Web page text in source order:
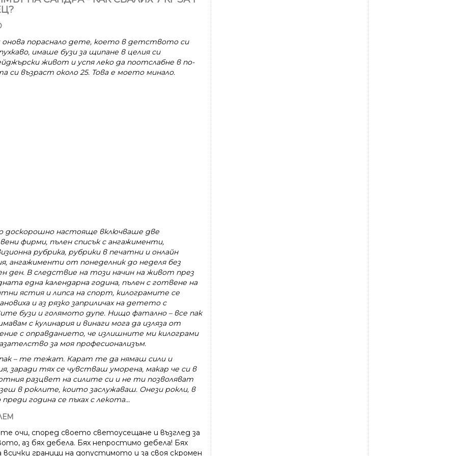
онова пораснало дете, което в детството си
имаше бузи за щипане в целия си
живот и успя леко да поотслабне в по-
си възраст около 25. Това е моето минало.
доскорошно настояще включваше две
фирми, пълен списък с ангажименти,
рубрика, рубрики в печатни и онлайн
ангажименти от понеделник до неделя без
ден. В следствие на този начин на живот през
една календарна година, пълен с готвене на
ястия и липса на спорт, килограмите се
и аз рязко заприличах на детето с
бузи и голямото дупе. Нищо фатално – все пак
с кулинария и винаги мога да изляза от
с оправданието, че излишните ми килограми
за моя професионализъм.
– те тежат. Карат те да нямаш сили и
заради тях се чувстваш уморена, макар че си в
разцвет на силите си и не ти позволяват
в роклите, които заслужаваш. Онези рокли, в
година се пъхах с лекота...
очи, според своето светоусещане и възглед за
аз бях дебела. Бях непростимо дебела! Бях
всички граници на допустимото и за своя скромен